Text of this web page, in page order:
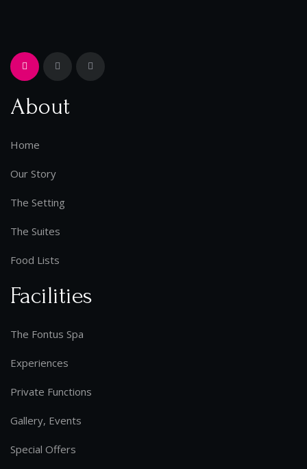
About
Home
Our Story
The Setting
The Suites
Food Lists
Facilities
The Fontus Spa
Experiences
Private Functions
Gallery, Events
Special Offers